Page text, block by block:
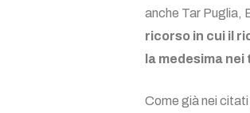
anche Tar Puglia,
ricorso in cui il
la medesima
Come già nei